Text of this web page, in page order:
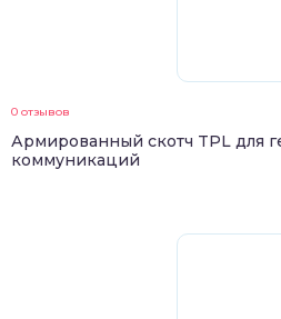
0 отзывов
Армированный скотч TPL для
коммуникаций